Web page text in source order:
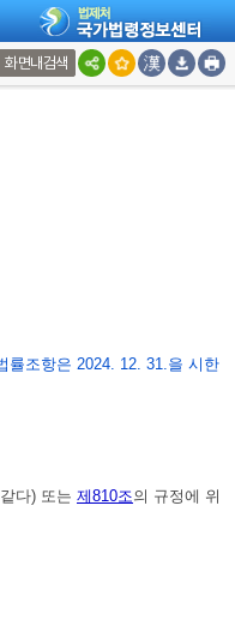
화면내검색
2005. 3. 31., 2007. 5. 17.,
률조항은 2024. 12. 31.을 시한
다) 또는 제810조의 규정에 위